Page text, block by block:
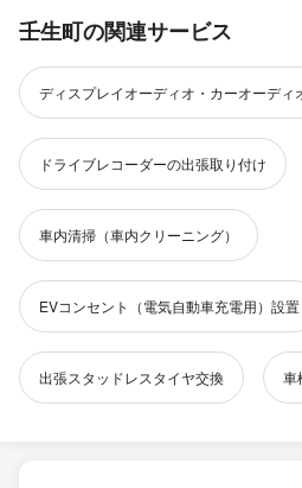
壬生町の関連サービス
ディスプレイオーディオ・カーオーディ
ドライブレコーダーの出張取り付け
車内清掃（車内クリーニング）
EVコンセント（電気自動車充電用）設置
出張スタッドレスタイヤ交換 車